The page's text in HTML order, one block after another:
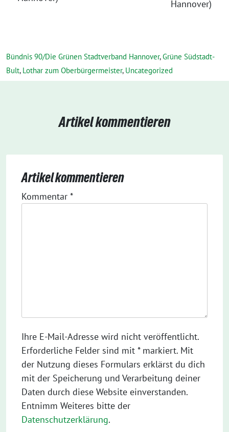
Hannover)
Bündnis 90/Die Grünen Stadtverband Hannover,Grüne Südstadt-
Bult, Lothar zum Oberbürgermeister, Uncategorized
Artikel kommentieren
Artikel kommentieren
Kommentar *
Ihre E-Mail-Adresse wird nicht veröffentlicht.
Erforderliche Felder sind mit * markiert. Mit
der Nutzung dieses Formulars erklärst du dich
mit der Speicherung und Verarbeitung deiner
Daten durch diese Website einverstanden.
Entnimm Weiteres bitte der
Datenschutzerklärung.